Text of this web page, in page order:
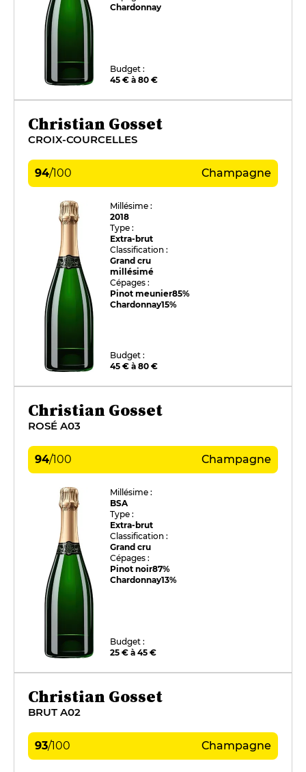
Chardonnay
Budget :
45 € à 80 €
Christian Gosset
CROIX-COURCELLES
94/100 Champagne
Millésime :
2018
Type :
Extra-brut
Classification :
Grand cru
millésimé
Cépages :
Pinot meunier85%
Chardonnay15%
Budget :
45 € à 80 €
Christian Gosset
ROSÉ A03
94/100 Champagne
Millésime :
BSA
Type :
Extra-brut
Classification :
Grand cru
Cépages :
Pinot noir87%
Chardonnay13%
Budget :
25 € à 45 €
Christian Gosset
BRUT A02
93/100 Champagne